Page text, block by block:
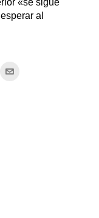
«se sigue
al